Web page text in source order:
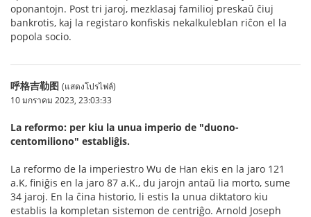
oponantojn. Post tri jaroj, mezklasaj familioj preskaŭ ĉiuj
bankrotis, kaj la registaro konfiskis nekalkuleblan riĉon el la
popola socio.
呼格吉勒图 (แสดงโปรไฟล์)
10 มกราคม 2023, 23:03:33
La reformo: per kiu la unua imperio de "duono-
centomiliono" establiĝis.
La reformo de la imperiestro Wu de Han ekis en la jaro 121
a.K, finiĝis en la jaro 87 a.K., du jarojn antaŭ lia morto, sume
34 jaroj. En la ĉina historio, li estis la unua diktatoro kiu
establis la kompletan sistemon de centriĝo. Arnold Joseph